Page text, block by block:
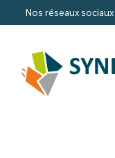
Nos réseaux sociaux